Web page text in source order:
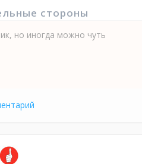
стороны
но иногда можно чуть